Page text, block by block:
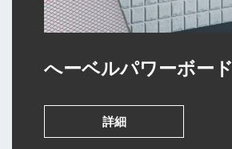
へーベルパワーボード
詳細